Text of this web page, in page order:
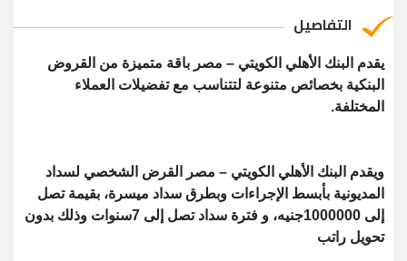
التفاصيل
يقدم البنك الأهلي الكويتي – مصر باقة متميزة من القروض
البنكية بخصائص متنوعة لتتناسب مع تفضيلات العملاء
المختلفة.
ويقدم البنك الأهلي الكويتي – مصر القرض الشخصي لسداد
المديونية بأبسط الإجراءات وبطرق سداد ميسرة، بقيمة تصل
إلى 1000000جنيه، و فترة سداد تصل إلى 7سنوات وذلك بدون
تحويل راتب